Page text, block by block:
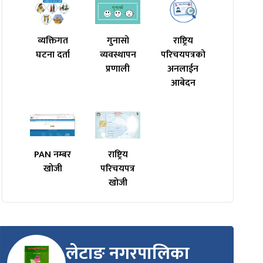
व्यक्तिगत
घटना दर्ता
गुनासो
व्यवस्थापन
प्रणाली
राष्ट्रिय
परिचयपत्रको
अनलाईन
आबेदन
PAN नम्बर
खोजी
राष्ट्रिय
परिचयपत्र
खोजी
लेटाङ नगरपालिका